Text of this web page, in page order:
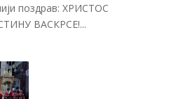
поздрав: ХРИСТОС
ВАСКРСЕ!...